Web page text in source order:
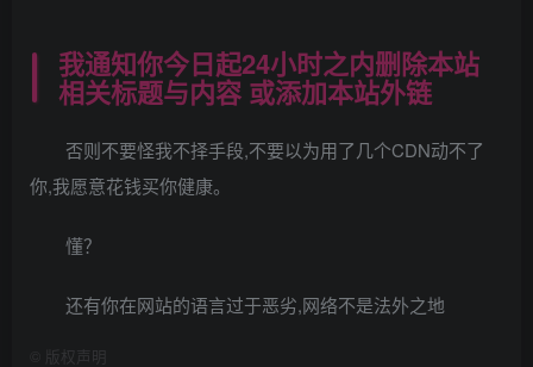
我通知你今日起24小时之内删除本站
相关标题与内容 或添加本站外链
否则不要怪我不择手段,不要以为用了几个CDN动不了
你,我愿意花钱买你健康。
懂？
还有你在网站的语言过于恶劣,网络不是法外之地
版权声明